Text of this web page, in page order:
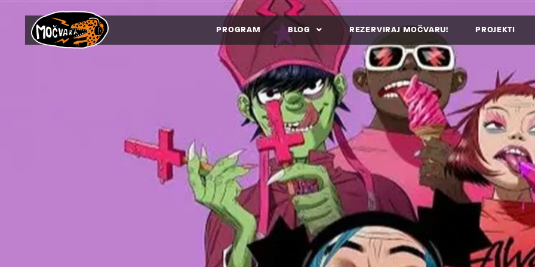
PROGRAM BLOG REZERVIRAJ MOČVARU! PROJEKTI